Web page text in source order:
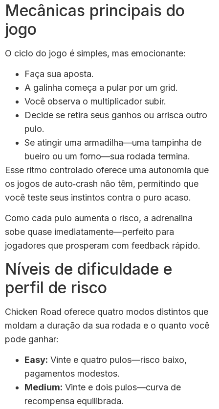
Mecânicas principais do
jogo
O ciclo do jogo é simples, mas emocionante:
Faça sua aposta.
A galinha começa a pular por um grid.
Você observa o multiplicador subir.
Decide se retira seus ganhos ou arrisca outro
pulo.
Se atingir uma armadilha—uma tampinha de
bueiro ou um forno—sua rodada termina.
Esse ritmo controlado oferece uma autonomia que
os jogos de auto‑crash não têm, permitindo que
você teste seus instintos contra o puro acaso.
Como cada pulo aumenta o risco, a adrenalina
sobe quase imediatamente—perfeito para
jogadores que prosperam com feedback rápido.
Níveis de dificuldade e
perfil de risco
Chicken Road oferece quatro modos distintos que
moldam a duração da sua rodada e o quanto você
pode ganhar:
Easy: Vinte e quatro pulos—risco baixo,
pagamentos modestos.
Medium: Vinte e dois pulos—curva de
recompensa equilibrada.